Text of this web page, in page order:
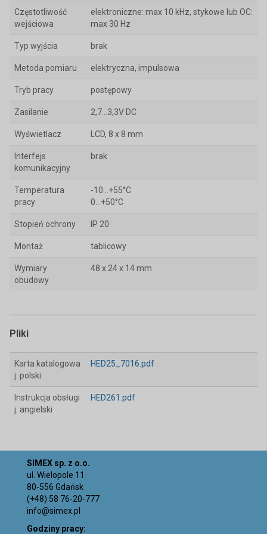
Częstotliwość
wejściowa
elektroniczne: max 10 kHz, stykowe lub OC:
max 30 Hz
Typ wyjścia brak
Metoda pomiaru elektryczna, impulsowa
Tryb pracy postępowy
Zasilanie 2,7...3,3V DC
Wyświetlacz LCD, 8 x 8 mm
Interfejs
komunikacyjny
brak
Temperatura
pracy
-10...+55°C
0...+50°C
Stopień ochrony IP 20
Montaż tablicowy
Wymiary
obudowy
48 x 24 x 14 mm
Pliki
Karta katalogowa
j. polski
HED25_7016.pdf
Instrukcja obsługi
j. angielski
HED261.pdf
SIMEX sp. z o.o.
ul. Wielopole 11
80-556 Gdańsk
(+48) 58 76-20-777
info@simex.pl
Godziny pracy: